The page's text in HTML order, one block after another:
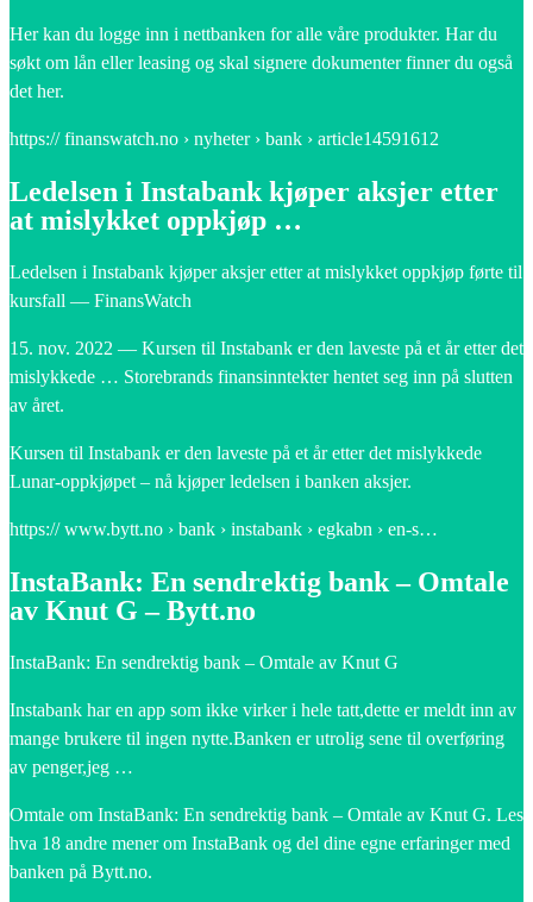
Her kan du logge inn i nettbanken for alle våre produkter. Har du
søkt om lån eller leasing og skal signere dokumenter finner du også
det her.
https:// finanswatch.no › nyheter › bank › article14591612
Ledelsen i Instabank kjøper aksjer etter
at mislykket oppkjøp …
Ledelsen i Instabank kjøper aksjer etter at mislykket oppkjøp førte til
kursfall — FinansWatch
15. nov. 2022 — Kursen til Instabank er den laveste på et år etter det
mislykkede … Storebrands finansinntekter hentet seg inn på slutten
av året.
Kursen til Instabank er den laveste på et år etter det mislykkede
Lunar-oppkjøpet – nå kjøper ledelsen i banken aksjer.
https:// www.bytt.no › bank › instabank › egkabn › en-s…
InstaBank: En sendrektig bank – Omtale
av Knut G – Bytt.no
InstaBank: En sendrektig bank – Omtale av Knut G
Instabank har en app som ikke virker i hele tatt,dette er meldt inn av
mange brukere til ingen nytte.Banken er utrolig sene til overføring
av penger,jeg …
Omtale om InstaBank: En sendrektig bank – Omtale av Knut G. Les
hva 18 andre mener om InstaBank og del dine egne erfaringer med
banken på Bytt.no.